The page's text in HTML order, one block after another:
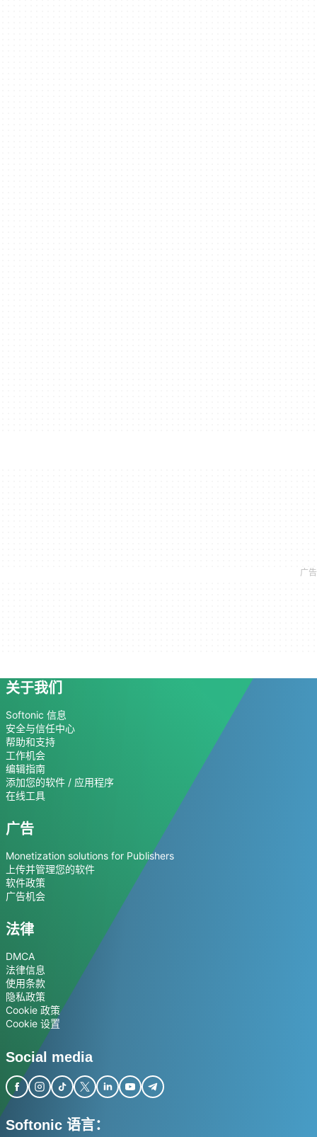
关于我们
Softonic 信息
安全与信任中心
帮助和支持
工作机会
编辑指南
添加您的软件 / 应用程序
在线工具
广告
Monetization solutions for Publishers
上传并管理您的软件
软件政策
广告机会
法律
DMCA
法律信息
使用条款
隐私政策
Cookie 政策
Cookie 设置
Social media
Softonic 语言：